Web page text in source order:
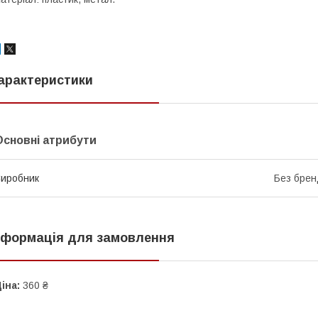
атрибути
Без
для замовлення
360 ₴